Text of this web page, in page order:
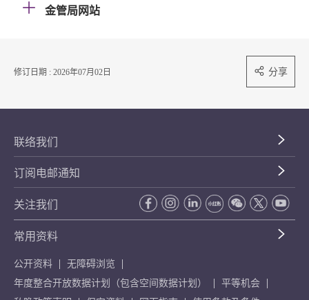
金管局网站
修订日期 : 2026年07月02日 分享
联络我们
订阅电邮通知
关注我们
常用资料
公开资料
无障碍浏览
年度整合开放数据计划（包含空间数据计划）
平等机会